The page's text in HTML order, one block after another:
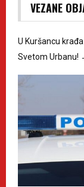
VEZANE
U Kuršancu
Svetom Urbanu!